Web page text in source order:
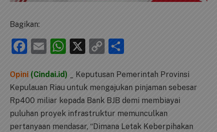
Bagikan:
Facebook
EmailWhatsApp
X
Copy
Opini (Cindai.id) _ Keputusan Pemerintah Provinsi
Kepulauan Riau untuk mengajukan pinjaman sebesar
Rp400 miliar kepada Bank BJB demi membiayai
puluhan proyek infrastruktur memunculkan
pertanyaan mendasar, “Dimana Letak Keberpihakan